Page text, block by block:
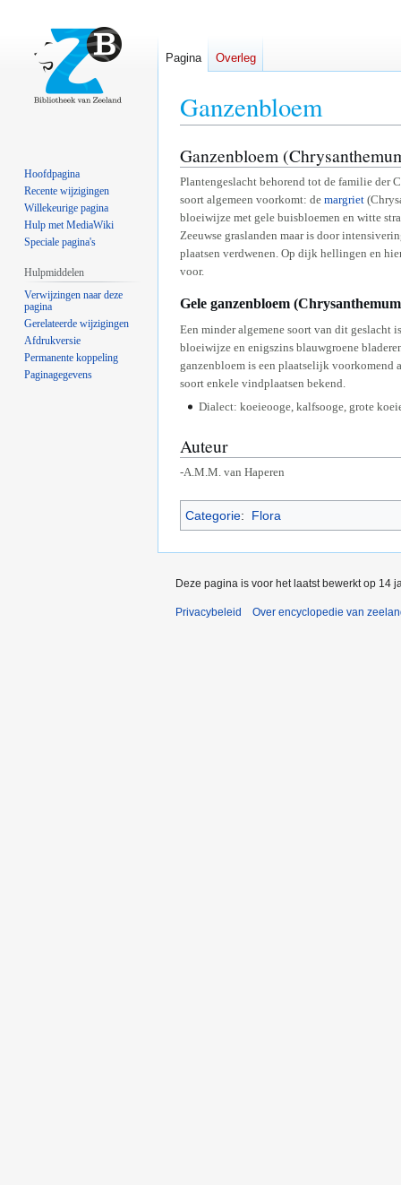
Ganzenbloem
Naar
navigatie
springen
Naar
zoeken
springen
Ganzenbloem
Plantengeslacht behorend tot de familie der
soort algemeen voorkomt: de margriet
bloeiwijze met gele buisbloemen en witte
Zeeuwse graslanden maar is door
plaatsen verdwenen. Op dijk hellingen en
voor.
Gele ganzenbloem
Een minder algemene soort van dit geslacht
bloeiwijze en enigszins blauwgroene
ganzenbloem is een plaatselijk
soort enkele vindplaatsen bekend.
Dialect: koeieooge, kalfsooge, grote
Auteur
-A.M.M. van Haperen
Categorie: Flora
Pagina Overleg
Hoofdpagina
Recente wijzigingen
Willekeurige pagina
Hulp met MediaWiki
Speciale pagina's
Hulpmiddelen
Verwijzingen naar deze
pagina
Gerelateerde wijzigingen
Afdrukversie
Permanente koppeling
Paginagegevens
Deze pagina is voor het laatst bewerkt op 14
Privacybeleid Over encyclopedie van